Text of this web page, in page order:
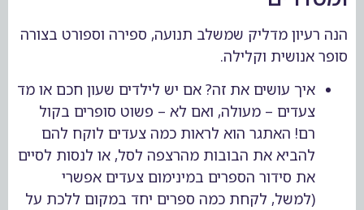
הנה רעיון מדליק שמשלב תנועה, ספירה וספורט בצורה
סופר אנושית וקלילה.
איך עושים את זה? אם יש לילדים שעון חכם או מד
צעדים – מעולה, ואם לא – פשוט סופרים בקול
רם! האתגר הוא לראות כמה צעדים לוקח להם
להביא את הבובות מהרצפה לסל, או לנסות לסיים
את סידור הספרים במינימום צעדים אפשרי
(למשל, לקחת כמה ספרים יחד במקום ללכת על